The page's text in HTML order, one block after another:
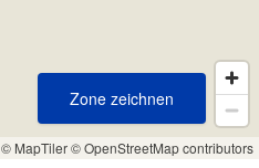
© MapTiler© OpenStreetMap contributors
Zone zeichnen
Zone zeichnen